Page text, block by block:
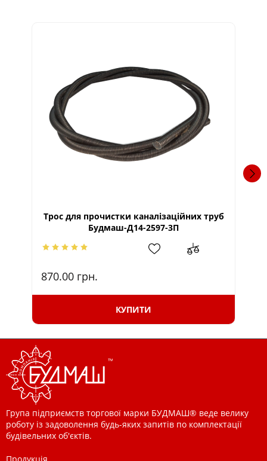
Трос для прочистки каналізаційних труб
Будмаш-Д14-2597-3П
870.00 грн.
КУПИТИ
Група підприємств торгової марки БУДМАШ® веде велику
роботу із задоволення будь-яких запитів по комплектації
будівельних об'єктів.